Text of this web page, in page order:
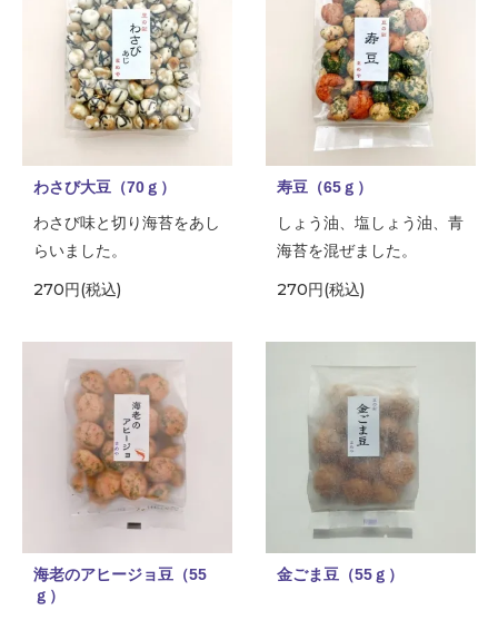
わさび大豆（70ｇ）
わさび味と切り海苔をあし
らいました。
270円(税込)
寿豆（65ｇ）
しょう油、塩しょう油、青
海苔を混ぜました。
270円(税込)
海老のアヒージョ豆（55
ｇ）
金ごま豆（55ｇ）